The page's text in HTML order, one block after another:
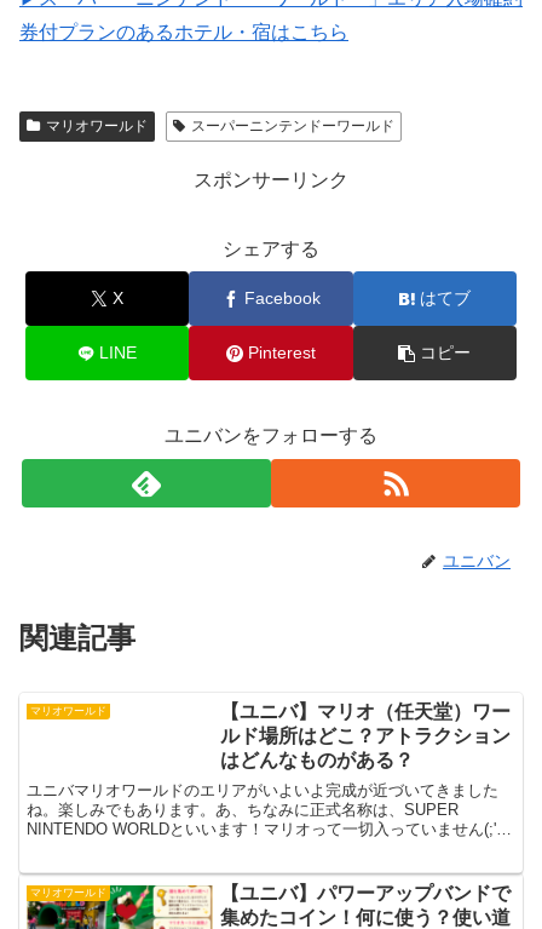
券付プランのあるホテル・宿はこちら
マリオワールド スーパーニンテンドーワールド
スポンサーリンク
シェアする
X Facebook はてブ
LINE Pinterest コピー
ユニバンをフォローする
ユニバン
関連記事
マリオワールド
【ユニバ】マリオ（任天堂）ワー
ルド場所はどこ？アトラクション
はどんなものがある？
ユニバマリオワールドのエリアがいよいよ完成が近づいてきました
ね。楽しみでもあります。あ、ちなみに正式名称は、SUPER
NINTENDO WORLDといいます！マリオって一切入っていません(;'∀')
マリオワールド
【ユニバ】パワーアップバンドで
集めたコイン！何に使う？使い道